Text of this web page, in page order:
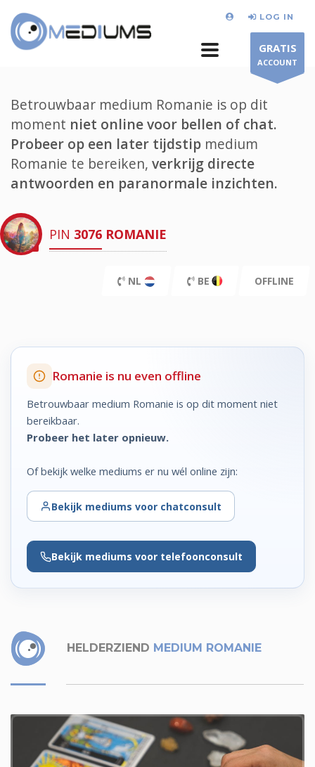
LOG IN
GRATIS
ACCOUNT
Betrouwbaar medium Romanie is op dit
moment niet online voor bellen of chat.
Probeer op een later tijdstip medium
Romanie te bereiken, verkrijg directe
antwoorden en paranormale inzichten.
PIN 3076 ROMANIE
NL BE OFFLINE
Romanie is nu even offline
Betrouwbaar medium Romanie is op dit moment niet
bereikbaar.
Probeer het later opnieuw.
Of bekijk welke mediums er nu wél online zijn:
Bekijk mediums voor chatconsult
Bekijk mediums voor telefoonconsult
HELDERZIEND MEDIUM ROMANIE